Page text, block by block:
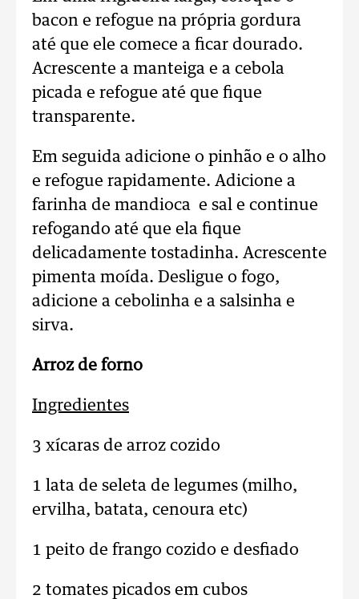
bacon e refogue na própria gordura
até que ele comece a ficar dourado.
Acrescente a manteiga e a cebola
picada e refogue até que fique
transparente.
Em seguida adicione o pinhão e o alho
e refogue rapidamente. Adicione a
farinha de mandioca e sal e continue
refogando até que ela fique
delicadamente tostadinha. Acrescente
pimenta moída. Desligue o fogo,
adicione a cebolinha e a salsinha e
sirva.
Arroz de forno
Ingredientes
3 xícaras de arroz cozido
1 lata de seleta de legumes (milho,
ervilha, batata, cenoura etc)
1 peito de frango cozido e desfiado
2 tomates picados em cubos